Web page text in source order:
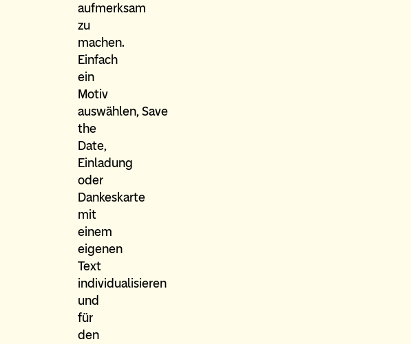
aufmerksam
zu
machen.
Einfach
ein
Motiv
auswählen, Save
the
Date,
Einladung
oder
Dankeskarte
mit
einem
eigenen
Text
individualisieren
und
für
den